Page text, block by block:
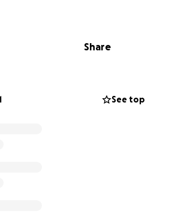
queridos. Sin embargo, el
Share
See top